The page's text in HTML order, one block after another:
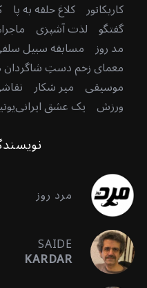
کاریکاتور کلاغ حلقه به پا
گفتگو لذت آشپزی
مد روز مسابقه سبیل
معمای زخم دستِ
موسیقی میر شکار
ورزش یک عشق ایرانی
مرد روز
SAIDE
KARDAR